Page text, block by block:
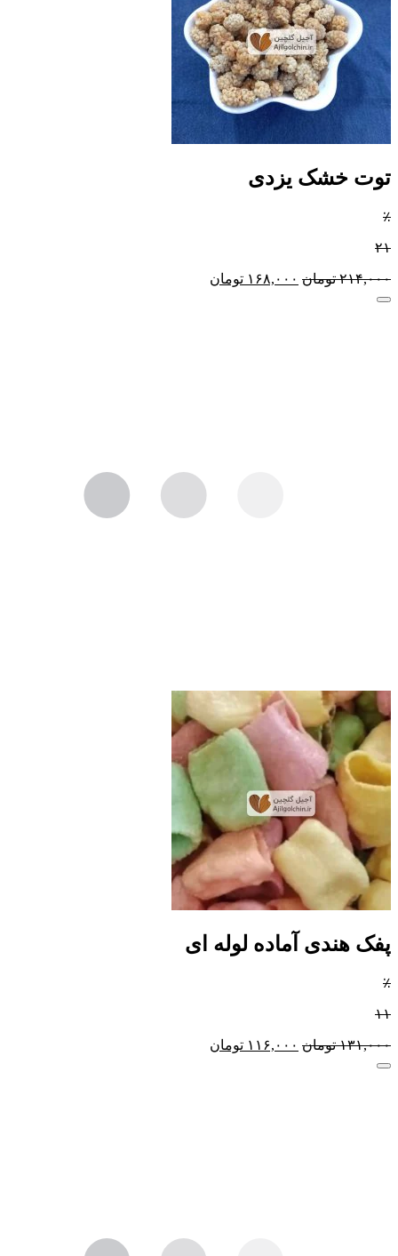
توت خشک یزدی
٪
۲۱
۲۱۴,۰۰۰ تومان ۱۶۸,۰۰۰ تومان
پفک هندی آماده لوله ای
٪
۱۱
۱۳۱,۰۰۰ تومان ۱۱۶,۰۰۰ تومان